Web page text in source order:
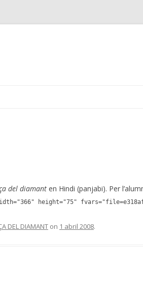
del diamant en Hindi (panjabi). Per
height="75"
DEL DIAMANT on 1 abril 2008.